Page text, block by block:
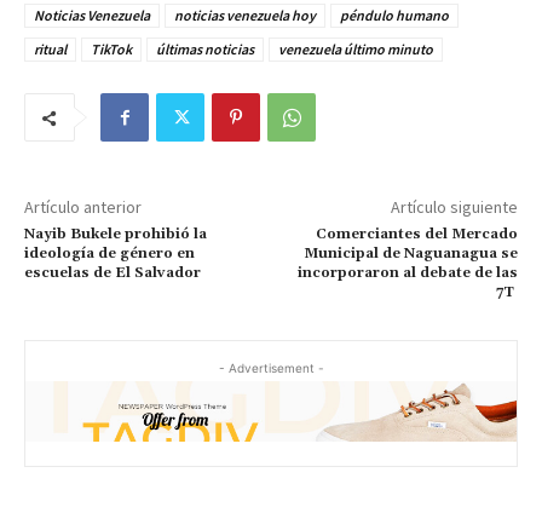
Noticias Venezuela
noticias venezuela hoy
péndulo humano
ritual
TikTok últimas noticias venezuela último minuto
Artículo anterior
Nayib Bukele prohibió la
ideología de género en
escuelas de El Salvador
Artículo siguiente
Comerciantes del Mercado
Municipal de Naguanagua se
incorporaron al debate de las
7T
- Advertisement -